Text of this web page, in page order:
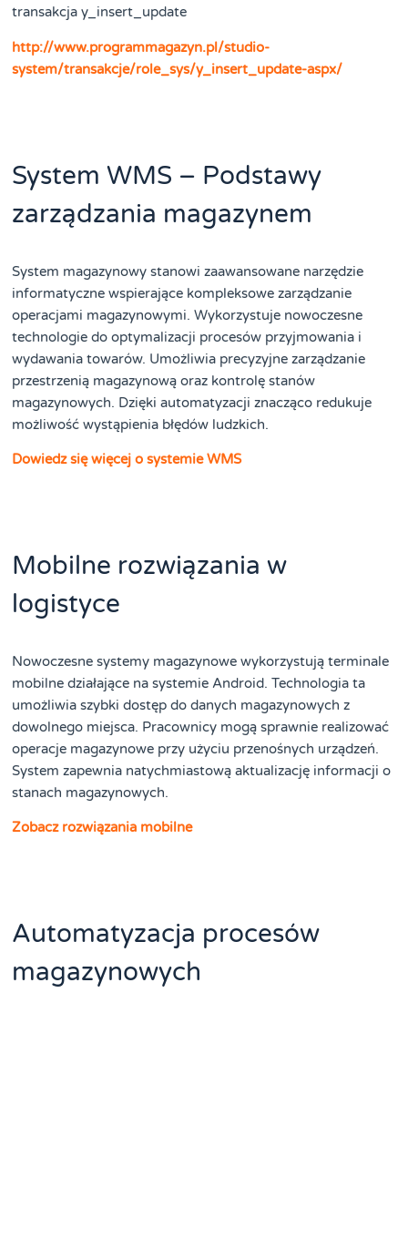
transakcja y_insert_update
http://www.programmagazyn.pl/studio-
system/transakcje/role_sys/y_insert_update-aspx/
System WMS – Podstawy
zarządzania magazynem
System magazynowy stanowi zaawansowane narzędzie
informatyczne wspierające kompleksowe zarządzanie
operacjami magazynowymi. Wykorzystuje nowoczesne
technologie do optymalizacji procesów przyjmowania i
wydawania towarów. Umożliwia precyzyjne zarządzanie
przestrzenią magazynową oraz kontrolę stanów
magazynowych. Dzięki automatyzacji znacząco redukuje
możliwość wystąpienia błędów ludzkich.
Dowiedz się więcej o systemie WMS
Mobilne rozwiązania w
logistyce
Nowoczesne systemy magazynowe wykorzystują terminale
mobilne działające na systemie Android. Technologia ta
umożliwia szybki dostęp do danych magazynowych z
dowolnego miejsca. Pracownicy mogą sprawnie realizować
operacje magazynowe przy użyciu przenośnych urządzeń.
System zapewnia natychmiastową aktualizację informacji o
stanach magazynowych.
Zobacz rozwiązania mobilne
Automatyzacja procesów
magazynowych